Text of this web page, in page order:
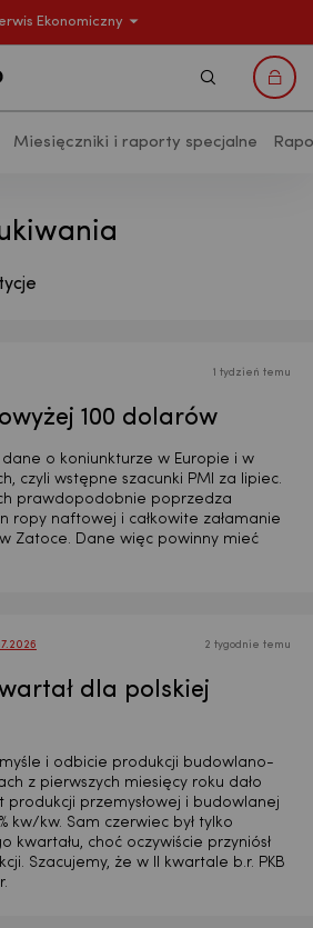
Ekonomiczny
Miesięczniki i raporty specjalne
Szukaj
- Analizy
1 tydzień temu
100 dolarów
o koniunkturze w Europie i w
czyli wstępne szacunki PMI za lipiec.
prawdopodobnie poprzedza
ropy naftowej i całkowite załamanie
Zatoce. Dane więc powinny mieć
2 tygodnie temu
dla polskiej
i odbicie produkcji budowlano-
z pierwszych miesięcy roku dało
produkcji przemysłowej i budowlanej
kw/kw. Sam czerwiec był tylko
kwartału, choć oczywiście przyniósł
Szacujemy, że w II kwartale b.r. PKB